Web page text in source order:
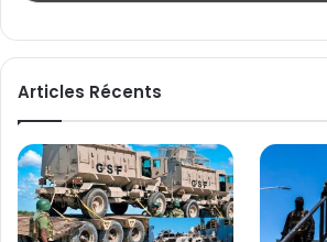
Articles Récents